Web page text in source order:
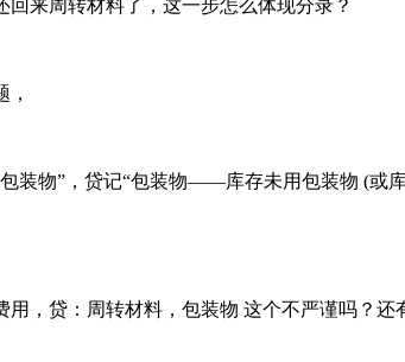
来周转材料了，这一步怎么体现分录？
物”，贷记“包装物——库存未用包装物 (或库
用，贷：周转材料，包装物 这个不严谨吗？